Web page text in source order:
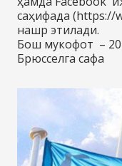
саҳифада (https://
нашр этилади.
Бош мукофот –
Брюсселга сафа